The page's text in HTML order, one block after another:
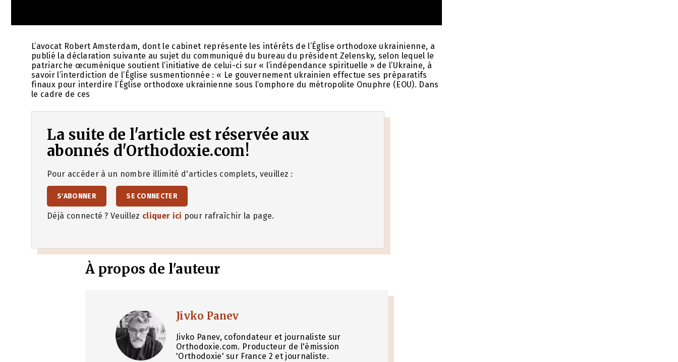
L’avocat Robert Amsterdam, dont le cabinet représente les intérêts de l’Église orthodoxe ukrainienne, a
publié la déclaration suivante au sujet du communiqué du bureau du président Zelensky, selon lequel le
patriarche œcuménique soutient l’initiative de celui-ci sur « l’indépendance spirituelle » de l’Ukraine, à
savoir l’interdiction de l’Église susmentionnée : « Le gouvernement ukrainien effectue ses préparatifs
finaux pour interdire l’Église orthodoxe ukrainienne sous l’omphore du métropolite Onuphre (EOU). Dans
le cadre de ces
La suite de l'article est réservée aux
abonnés d'Orthodoxie.com!
Pour accéder à un nombre illimité d'articles complets, veuillez :
S'ABONNER SE CONNECTER
Déjà connecté ? Veuillez cliquer ici pour rafraîchir la page.
À propos de l'auteur
Jivko Panev
Jivko Panev, cofondateur et journaliste sur
Orthodoxie.com. Producteur de l'émission
'Orthodoxie' sur France 2 et journaliste.